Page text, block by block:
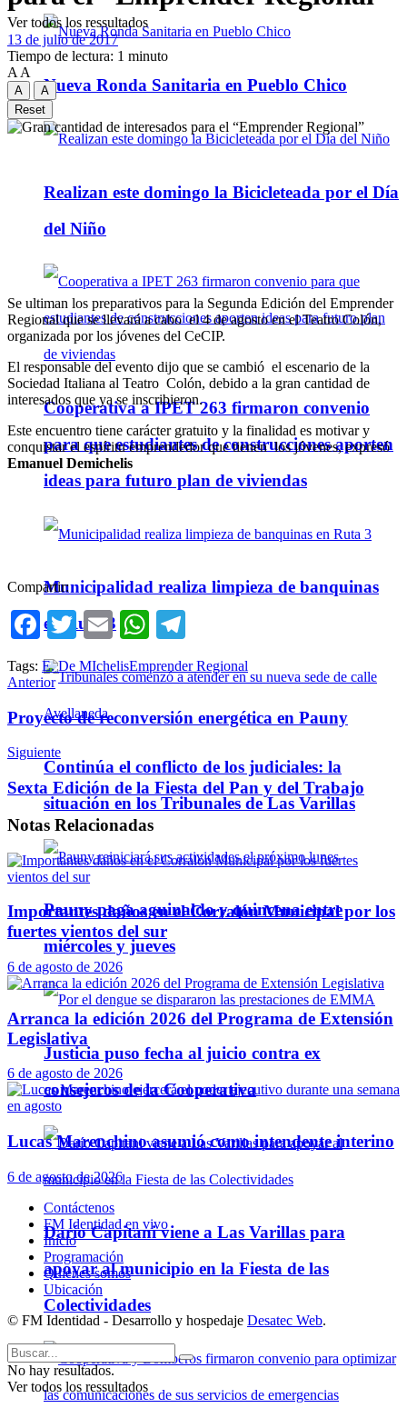
Nueva Ronda Sanitaria en Pueblo Chico
Realizan este domingo la Bicicleteada por el Día
del Niño
Cooperativa a IPET 263 firmaron convenio
para que estudiantes de construcciones aporten
ideas para futuro plan de viviendas
Municipalidad realiza limpieza de banquinas
en Ruta 3
Continúa el conflicto de los judiciales: la
situación en los Tribunales de Las Varillas
Pauny paga aguinaldo y quincena entre
miércoles y jueves
Justicia puso fecha al juicio contra ex
consejeros de la Cooperativa
Darío Capitani viene a Las Varillas para
apoyar al municipio en la Fiesta de las
Colectividades
Ver todos los ressultados
13 de julio de 2017
Tiempo de lectura: 1 minuto
A A
A
A
Reset
Se ultiman los preparativos para la Segunda Edición del Emprender
Regional que se llevará a cabo el 4 de agosto en el Teatro Colón,
organizada por los jóvenes del CeCIP.
El responsable del evento dijo que se cambió el escenario de la
Sociedad Italiana al Teatro Colón, debido a la gran cantidad de
interesados que ya se inscribieron.
Este encuentro tiene carácter gratuito y la finalidad es motivar y
conquistar el espíritu emprendedor que tienen los jóvenes, expresó
Emanuel Demichelis
Compartir:
Facebook
TwitterEmailWhatsApp
Tags: E. De MIchelisEmprender Regional
Anterior
Proyecto de reconversión energética en Pauny
Siguiente
Sexta Edición de la Fiesta del Pan y del Trabajo
Notas Relacionadas
Importantes daños en el Corralón Municipal por los
fuertes vientos del sur
6 de agosto de 2026
Arranca la edición 2026 del Programa de Extensión
Legislativa
6 de agosto de 2026
Lucas Marenchino asumió como intendente interino
6 de agosto de 2026
Contáctenos
FM Identidad en vivo
Inicio
Programación
Quienes somos
Ubicación
© FM Identidad - Desarrollo y hospedaje Desatec Web.
No hay resultados.
Ver todos los ressultados